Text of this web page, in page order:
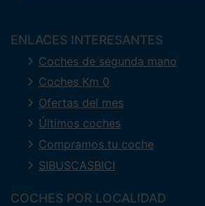
ENLACES INTERESANTES
Coches de segunda mano
Coches Km 0
Ofertas del mes
Últimos coches
Compramos tu coche
SIBUSCASBICI
COCHES POR LOCALIDAD